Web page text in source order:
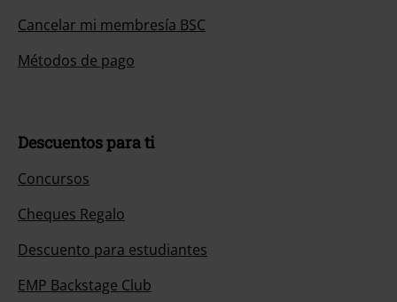
Cancelar mi membresía BSC
Métodos de pago
Descuentos para ti
Concursos
Cheques Regalo
Descuento para estudiantes
EMP Backstage Club